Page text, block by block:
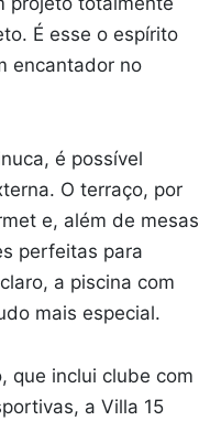
É esse o espírito
encantador no
é possível
O terraço, por
e, além de mesas
perfeitas para
a piscina com
mais especial.
que inclui clube com
a Villa 15